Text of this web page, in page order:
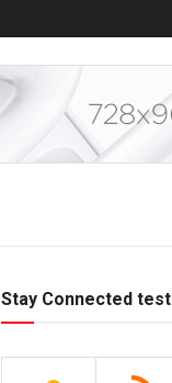
Stay Connected test